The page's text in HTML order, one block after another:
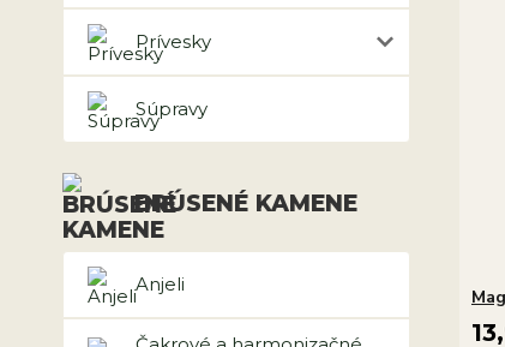
Prívesky
Súpravy
BRÚSENÉ KAMENE
Anjeli